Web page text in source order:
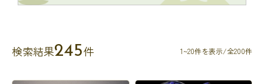
検索結果245件 1~20件を表示/全200件